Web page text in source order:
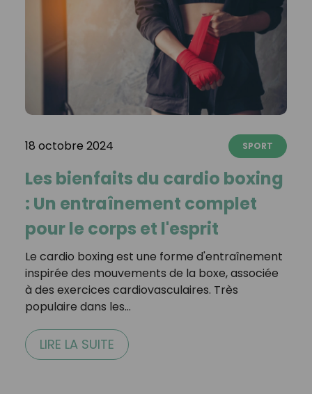
18 octobre 2024 SPORT
Les bienfaits du cardio boxing
: Un entraînement complet
pour le corps et l'esprit
Le cardio boxing est une forme d'entraînement
inspirée des mouvements de la boxe, associée
à des exercices cardiovasculaires. Très
populaire dans les…
LIRE LA SUITE